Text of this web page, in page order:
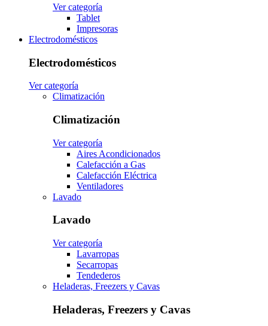
Ver categoría
Tablet
Impresoras
Electrodomésticos
Electrodomésticos
Ver categoría
Climatización
Climatización
Ver categoría
Aires Acondicionados
Calefacción a Gas
Calefacción Eléctrica
Ventiladores
Lavado
Lavado
Ver categoría
Lavarropas
Secarropas
Tendederos
Heladeras, Freezers y Cavas
Heladeras, Freezers y Cavas